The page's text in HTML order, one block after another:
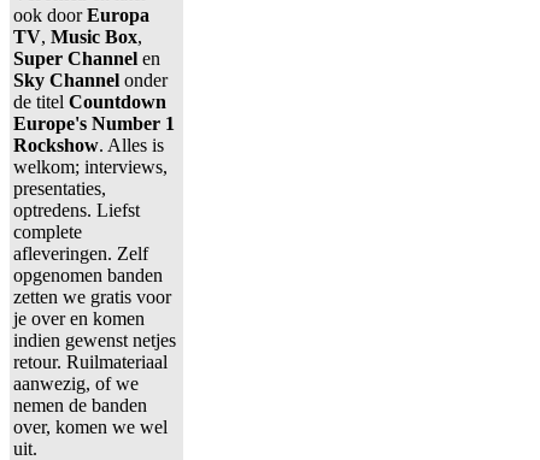
ook doorEuropa
TV, Music Box,
Super Channel en
Sky Channel onder
de titel Countdown
Europe's Number 1
Rockshow. Alles is
welkom; interviews,
presentaties,
optredens. Liefst
complete
afleveringen. Zelf
opgenomen banden
zetten we gratis voor
je over en komen
indien gewenst netjes
retour. Ruilmateriaal
aanwezig, of we
nemen de banden
over, komen we wel
uit.